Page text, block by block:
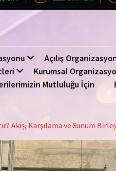
Açılış
Kurumsal
Mutluluğu İçin
Akış, Karşılama ve Sunum